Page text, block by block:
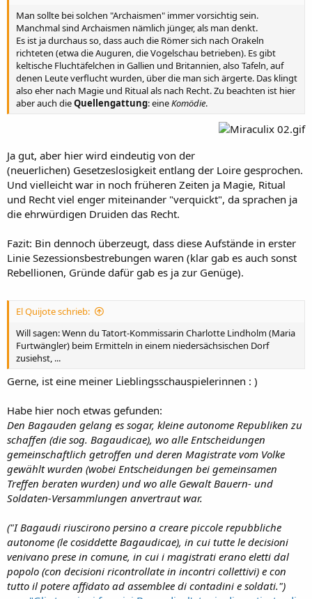
Man sollte bei solchen "Archaismen" immer vorsichtig sein.
Manchmal sind Archaismen nämlich jünger, als man denkt.
Es ist ja durchaus so, dass auch die Römer sich nach Orakeln
richteten (etwa die Auguren, die Vogelschau betrieben). Es gibt
keltische Fluchtäfelchen in Gallien und Britannien, also Tafeln, auf
denen Leute verflucht wurden, über die man sich ärgerte. Das klingt
also eher nach Magie und Ritual als nach Recht. Zu beachten ist hier
aber auch dieQuellengattung: eineKomödie.
Ja gut, aber hier wird eindeutig von der
(neuerlichen) Gesetzeslosigkeit entlang der Loire gesprochen.
Und vielleicht war in noch früheren Zeiten ja Magie, Ritual
und Recht viel enger miteinander "verquickt", da sprachen ja
die ehrwürdigen Druiden das Recht.
Fazit: Bin dennoch überzeugt, dass diese Aufstände in erster
Linie Sezessionsbestrebungen waren (klar gab es auch sonst
Rebellionen, Gründe dafür gab es ja zur Genüge).
El Quijote schrieb:
Will sagen: Wenn du Tatort-Kommissarin Charlotte Lindholm (Maria
Furtwängler) beim Ermitteln in einem niedersächsischen Dorf
zusiehst, ...
Gerne, ist eine meiner Lieblingsschauspielerinnen : )
Habe hier noch etwas gefunden:
Den Bagauden gelang es sogar, kleine autonome Republiken zu
schaffen (die sog. Bagaudicae), wo alle Entscheidungen
gemeinschaftlich getroffen und deren Magistrate vom Volke
gewählt wurden (wobei Entscheidungen bei gemeinsamen
Treffen beraten wurden) und wo alle Gewalt Bauern- und
Soldaten-Versammlungen anvertraut war.
("I Bagaudi riuscirono persino a creare piccole repubbliche
autonome (le cosiddette Bagaudicae), in cui tutte le decisioni
venivano prese in comune, in cui i magistrati erano eletti dal
popolo (con decisioni ricontrollate in incontri collettivi) e con
tutto il potere affidato ad assemblee di contadini e soldati.")